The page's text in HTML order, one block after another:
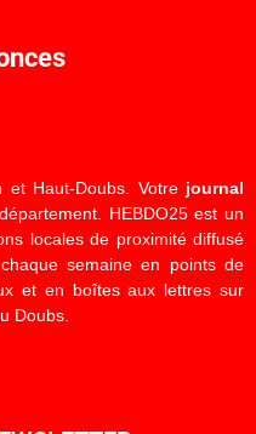
et Haut-Doubs. Votre journal
HEBDO25 est un
locales de proximité diffusé
semaine en points de
et en boîtes aux lettres sur
Doubs.